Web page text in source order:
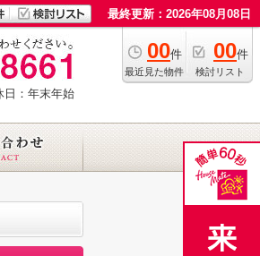
最終更新：2026年08月08日
00件
最近見た物件
00件
検討リスト
日：年末年始